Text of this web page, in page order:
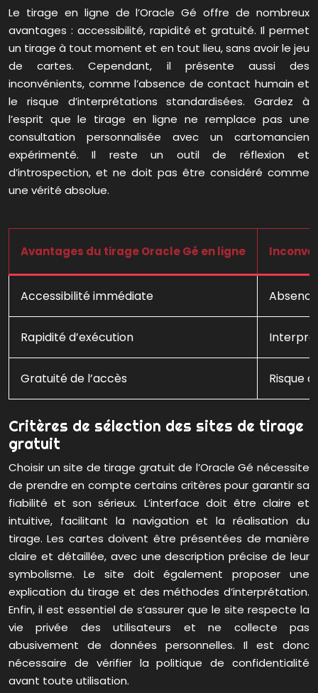
Le tirage en ligne de l’Oracle Gé offre de nombreux
avantages : accessibilité, rapidité et gratuité. Il permet
un tirage à tout moment et en tout lieu, sans avoir le jeu
de cartes. Cependant, il présente aussi des
inconvénients, comme l’absence de contact humain et
le risque d’interprétations standardisées. Gardez à
l’esprit que le tirage en ligne ne remplace pas une
consultation personnalisée avec un cartomancien
expérimenté. Il reste un outil de réflexion et
d’introspection, et ne doit pas être considéré comme
une vérité absolue.
Avantages du tirage Oracle Gé en ligne
Accessibilité immédiate
Rapidité d’exécution
Gratuité de l’accès Risque
Critères de sélection des sites de tirage
gratuit
Choisir un site de tirage gratuit de l’Oracle Gé nécessite
de prendre en compte certains critères pour garantir sa
fiabilité et son sérieux. L’interface doit être claire et
intuitive, facilitant la navigation et la réalisation du
tirage. Les cartes doivent être présentées de manière
claire et détaillée, avec une description précise de leur
symbolisme. Le site doit également proposer une
explication du tirage et des méthodes d’interprétation.
Enfin, il est essentiel de s’assurer que le site respecte la
vie privée des utilisateurs et ne collecte pas
abusivement de données personnelles. Il est donc
nécessaire de vérifier la politique de confidentialité
avant toute utilisation.